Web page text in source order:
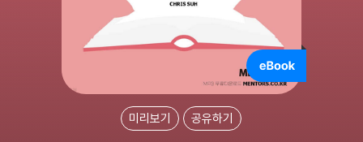
미리보기 공유하기